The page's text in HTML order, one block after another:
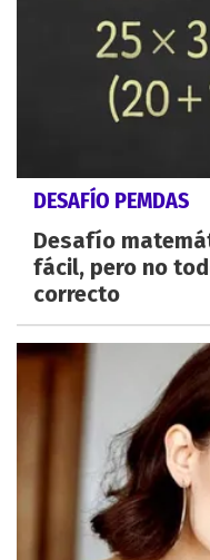
DESAFÍO PEMDAS
Desafío
fácil, pero no
correcto